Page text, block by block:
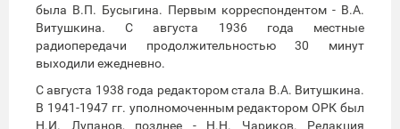
была В.П. Бусыгина. Первым корреспондентом - В.А.
Витушкина. С августа 1936 года местные
радиопередачи продолжительностью 30 минут
выходили ежедневно.
С августа 1938 года редактором стала В.А. Витушкина.
В 1941-1947 гг. уполномоченным редактором ОРК был
Н.И. Лупанов, позднее - Н.Н. Чариков. Редакция